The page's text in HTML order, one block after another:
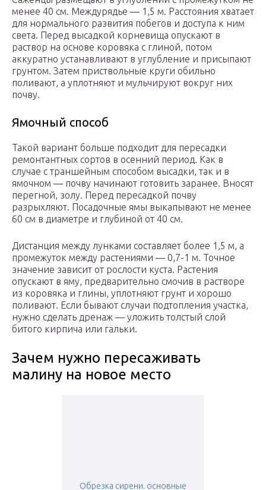
менее 40 см. Междурядье — 1,5 м. Расстояния хватает
для нормального развития побегов и доступа к ним
света. Перед высадкой корневища опускают в
раствор на основе коровяка с глиной, потом
аккуратно устанавливают в углубление и присыпают
грунтом. Затем приствольные круги обильно
поливают, а уплотняют и мульчируют вокруг них
почву.
Ямочный способ
Такой вариант больше подходит для пересадки
ремонтантных сортов в осенний период. Как в
случае с траншейным способом высадки, так и в
ямочном — почву начинают готовить заранее. Вносят
перегной, золу. Перед пересадкой почву
разрыхляют. Посадочные ямы выкапывают не менее
60 см в диаметре и глубиной от 40 см.
Дистанция между лунками составляет более 1,5 м, а
промежуток между растениями — 0,7-1 м. Точное
значение зависит от рослости куста. Растения
опускают в яму, предварительно смочив в растворе
из коровяка и глины, уплотняют грунт и хорошо
поливают. Если бывают случаи подтопления участка,
нужно сделать дренаж — уложить толстый слой
битого кирпича или гальки.
Зачем нужно пересаживать
малину на новое место
Обрезка сирени. основные